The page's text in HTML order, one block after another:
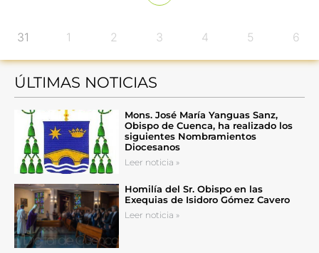
31 1 2 3 4 5 6
ÚLTIMAS NOTICIAS
Mons. José María Yanguas Sanz,
Obispo de Cuenca, ha realizado los
siguientes Nombramientos
Diocesanos
Leer noticia »
Homilía del Sr. Obispo en las
Exequias de Isidoro Gómez Cavero
Leer noticia »